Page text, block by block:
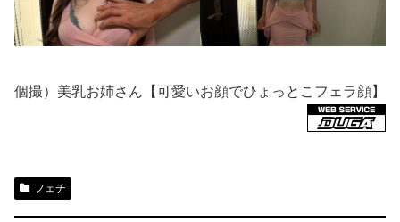
個撮）美乳お姉さん【可愛いお顔でひょっとこフェラ顔】
フェチ